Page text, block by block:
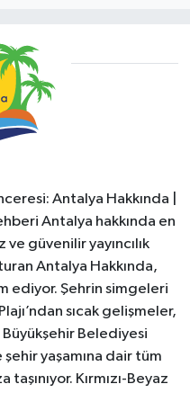
Antalya Hakkında |
Antalya hakkında en
güvenilir yayıncılık
Antalya Hakkında,
ediyor. Şehrin simgeleri
sıcak gelişmeler,
Belediyesi
yaşamına dair tüm
Kırmızı-Beyaz